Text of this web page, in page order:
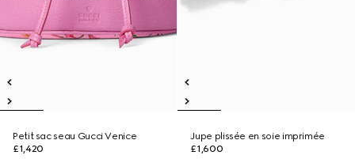
Petit sac seau Gucci Venice
£1,420
Jupe plissée en soie imprimée
£1,600